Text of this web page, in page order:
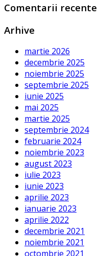
Comentarii recente
Arhive
martie 2026
decembrie 2025
noiembrie 2025
septembrie 2025
iunie 2025
mai 2025
martie 2025
septembrie 2024
februarie 2024
noiembrie 2023
august 2023
iulie 2023
iunie 2023
aprilie 2023
ianuarie 2023
aprilie 2022
decembrie 2021
noiembrie 2021
octombrie 2021